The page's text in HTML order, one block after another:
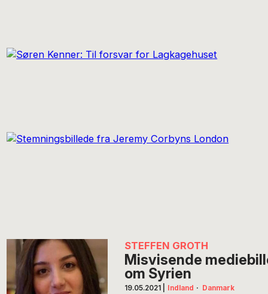
STEFFEN GROTH
Misvisende
om Syrien
19.05.2021 Indland · Danmark